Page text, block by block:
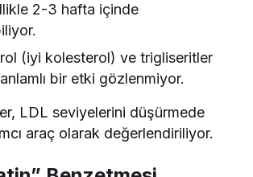
2-3 hafta içinde
(iyi kolesterol) ve trigliseritler
bir etki gözlenmiyor.
LDL seviyelerini düşürmede
araç olarak değerlendiriliyor.